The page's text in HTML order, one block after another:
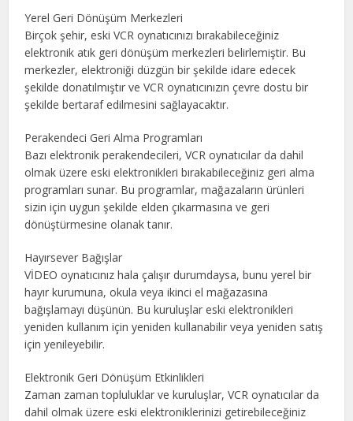
Yerel Geri Dönüşüm Merkezleri
Birçok şehir, eski VCR oynatıcınızı bırakabileceğiniz
elektronik atık geri dönüşüm merkezleri belirlemiştir. Bu
merkezler, elektroniği düzgün bir şekilde idare edecek
şekilde donatılmıştır ve VCR oynatıcınızın çevre dostu bir
şekilde bertaraf edilmesini sağlayacaktır.
Perakendeci Geri Alma Programları
Bazı elektronik perakendecileri, VCR oynatıcılar da dahil
olmak üzere eski elektronikleri bırakabileceğiniz geri alma
programları sunar. Bu programlar, mağazaların ürünleri
sizin için uygun şekilde elden çıkarmasına ve geri
dönüştürmesine olanak tanır.
Hayırsever Bağışlar
VİDEO oynatıcınız hala çalışır durumdaysa, bunu yerel bir
hayır kurumuna, okula veya ikinci el mağazasına
bağışlamayı düşünün. Bu kuruluşlar eski elektronikleri
yeniden kullanım için yeniden kullanabilir veya yeniden satış
için yenileyebilir.
Elektronik Geri Dönüşüm Etkinlikleri
Zaman zaman topluluklar ve kuruluşlar, VCR oynatıcılar da
dahil olmak üzere eski elektroniklerinizi getirebileceğiniz